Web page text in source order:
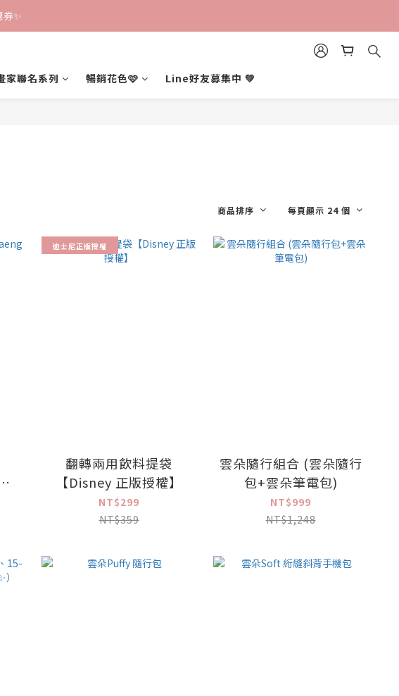
✨
家聯名系列 暢銷花色🩷 Line好友募集中 💚
商品排序 每頁顯示 24 個
迪士尼正版授權
翻轉兩用飲料提袋
【Disney 正版授權】
NT$299
NT$359
雲朵隨行組合 (雲朵隨行
包+雲朵筆電包)
NT$999
NT$1,248